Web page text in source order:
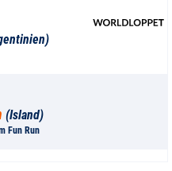
(Island)
Fun Run